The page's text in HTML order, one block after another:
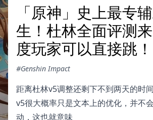
「原神」史上最专
生！杜林全面评测
度玩家可以直接跳！
#Genshin Impact
距离杜林v5调整还剩下不到两天的时
v5很大概率只是文本上的优化，并不
动，这也就意味